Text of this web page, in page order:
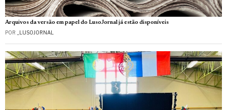
Arquivos da versão em papel do LusoJornal já estão disponíveis
POR _LUSOJORNAL